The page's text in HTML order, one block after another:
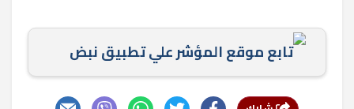
تابع موقع المؤشر علي تطبيق نبض